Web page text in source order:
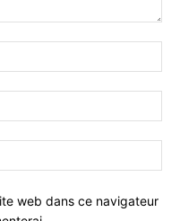
web dans ce navigateur